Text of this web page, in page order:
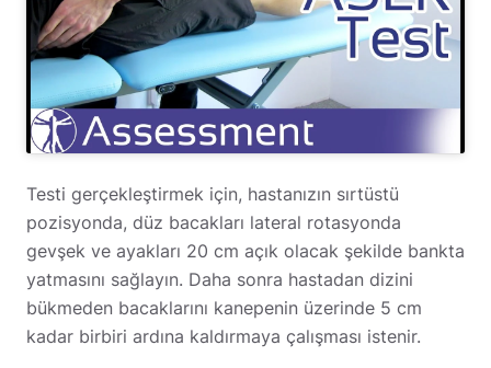
Testi gerçekleştirmek için, hastanızın sırtüstü
pozisyonda, düz bacakları lateral rotasyonda
gevşek ve ayakları 20 cm açık olacak şekilde bankta
yatmasını sağlayın. Daha sonra hastadan dizini
bükmeden bacaklarını kanepenin üzerinde 5 cm
kadar birbiri ardına kaldırmaya çalışması istenir.